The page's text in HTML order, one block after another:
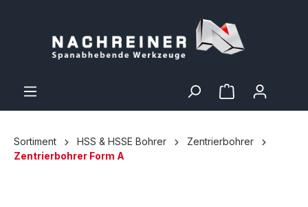
Sortiment HSS & HSSE Bohrer
Zentrierbohrer
Zentrierbohrer Form A